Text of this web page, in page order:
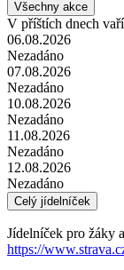
Všechny akce
V příštích dnech
06.08.2026
Nezadáno
07.08.2026
Nezadáno
10.08.2026
Nezadáno
11.08.2026
Nezadáno
12.08.2026
Nezadáno
Celý jídelníček
Jídelníček pro žáky
https://